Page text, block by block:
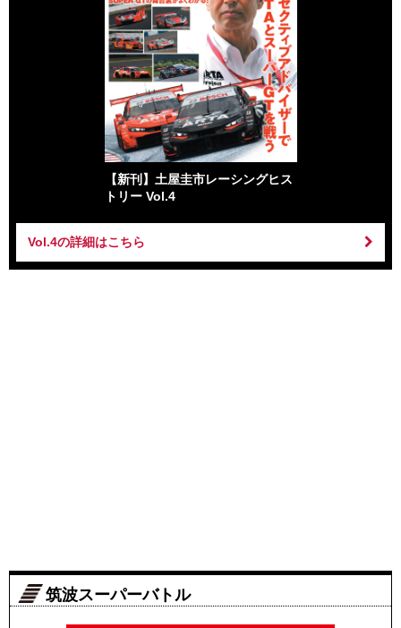
【新刊】土屋圭市レーシングヒス
トリー Vol.4
Vol.4の詳細はこちら
筑波スーパーバトル